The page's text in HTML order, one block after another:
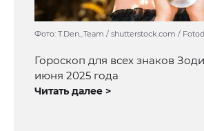
Фото: T.Den_Team / shutterstock.com /
Гороскоп для всех знаков
июня 2025 года
Читать далее >